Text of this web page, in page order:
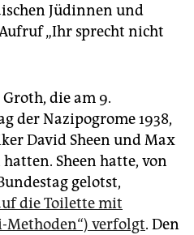
Jüdinnen und
„Ihr sprecht nicht
die am 9.
der Nazipogrome 1938,
David Sheen und Max
Sheen hatte, von
gelotst,
die Toilette mit
Methoden“) verfolgt. Den